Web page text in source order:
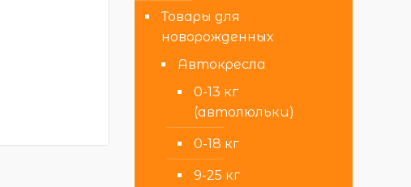
Товары для
новорожденных
Автокресла
0-13 кг
(автолюльки)
0-18 кг
9-25 кг